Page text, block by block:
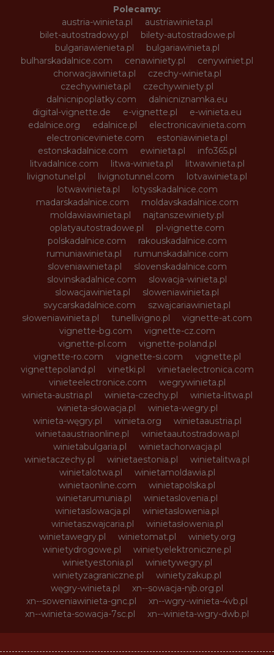
Polecamy:
austria-winieta.pl
austriawinieta.pl
bilet-autostradowy.pl
bilety-autostradowe.pl
bulgariawienieta.pl
bulgariawinieta.pl
bulharskadalnice.com
cenawiniety.pl
cenywiniet.pl
chorwacjawinieta.pl
czechy-winieta.pl
czechywinieta.pl
czechywiniety.pl
dalnicnipoplatky.com
dalnicniznamka.eu
digital-vignette.de
e-vignette.pl
e-winieta.eu
edalnice.org
edalnice.pl
electronicavinieta.com
electroniceviniete.com
estoniawinieta.pl
estonskadalnice.com
ewinieta.pl
info365.pl
litvadalnice.com
litwa-winieta.pl
litwawinieta.pl
livignotunel.pl
livignotunnel.com
lotvawinieta.pl
lotwawinieta.pl
lotysskadalnice.com
madarskadalnice.com
moldavskadalnice.com
moldawiawinieta.pl
najtanszewiniety.pl
oplatyautostradowe.pl
pl-vignette.com
polskadalnice.com
rakouskadalnice.com
rumuniawinieta.pl
rumunskadalnice.com
sloveniawinieta.pl
slovenskadalnice.com
slovinskadalnice.com
slowacja-winieta.pl
slowacjawinieta.pl
sloweniawinieta.pl
svycarskadalnice.com
szwajcariawinieta.pl
słoweniawinieta.pl
tunellivigno.pl
vignette-at.com
vignette-bg.com
vignette-cz.com
vignette-pl.com
vignette-poland.pl
vignette-ro.com
vignette-si.com
vignette.pl
vignettepoland.pl
vinetki.pl
vinietaelectronica.com
vinieteelectronice.com
wegrywinieta.pl
winieta-austria.pl
winieta-czechy.pl
winieta-litwa.pl
winieta-słowacja.pl
winieta-wegry.pl
winieta-węgry.pl
winieta.org
winietaaustria.pl
winietaaustriaonline.pl
winietaautostradowa.pl
winietabulgaria.pl
winietachorwacja.pl
winietaczechy.pl
winietaestonia.pl
winietalitwa.pl
winietalotwa.pl
winietamoldawia.pl
winietaonline.com
winietapolska.pl
winietarumunia.pl
winietaslovenia.pl
winietaslowacja.pl
winietaslowenia.pl
winietaszwajcaria.pl
winietasłowenia.pl
winietawegry.pl
winietomat.pl
winiety.org
winietydrogowe.pl
winietyelektroniczne.pl
winietyestonia.pl
winietywegry.pl
winietyzagraniczne.pl
winietyzakup.pl
węgry-winieta.pl
xn--sowacja-njb.org.pl
xn--soweniawinieta-gnc.pl
xn--wgry-winieta-4vb.pl
xn--winieta-sowacja-7sc.pl
xn--winieta-wgry-dwb.pl